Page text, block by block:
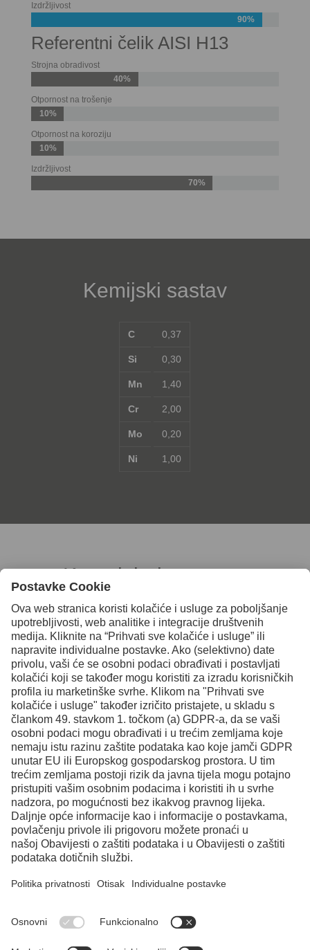
Izdržljivost
90%
Referentni čelik AISI H13
Strojna obradivost
40%
Otpornost na trošenje
10%
Otpornost na koroziju
10%
Izdržljivost
70%
Kemijski sastav
C
Si
Mn
Cr
Mo
Ni
0,37
0,30
1,40
2,00
0,20
1,00
Kontaktirajte nas za
daljnje informacije
Kontakt
Facebook
Instagram
LinkedIn